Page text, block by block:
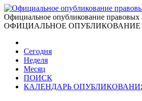
Официальное опубликование правовых
ОФИЦИАЛЬНОЕ ОПУБЛИКОВАНИЕ
Сегодня
Неделя
Месяц
ПОИСК
КАЛЕНДАРЬ